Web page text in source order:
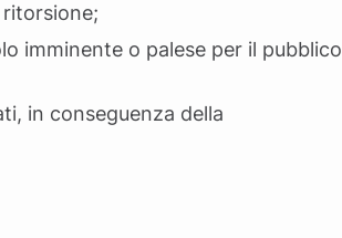
imminente o palese per il pubblico
in conseguenza della